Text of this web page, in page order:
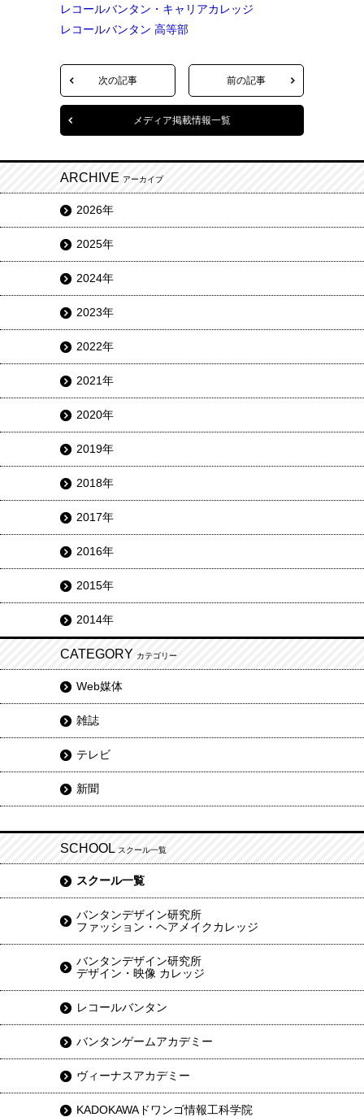
レコールバンタン・キャリアカレッジ
レコールバンタン 高等部
次の記事 前の記事
メディア掲載情報一覧
ARCHIVE アーカイブ
2026年
2025年
2024年
2023年
2022年
2021年
2020年
2019年
2018年
2017年
2016年
2015年
2014年
CATEGORY カテゴリー
Web媒体
雑誌
テレビ
新聞
SCHOOL スクール一覧
スクール一覧
バンタンデザイン研究所
ファッション・ヘアメイクカレッジ
バンタンデザイン研究所
デザイン・映像 カレッジ
レコールバンタン
バンタンゲームアカデミー
ヴィーナスアカデミー
KADOKAWAドワンゴ情報工科学院